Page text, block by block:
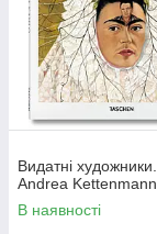
Видатні
Andrea Kettenmann
В наявності